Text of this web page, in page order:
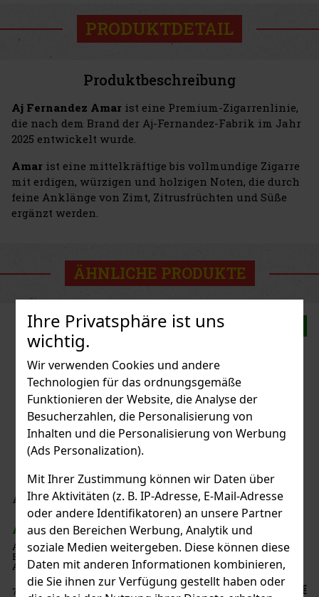
Ihre Privatsphäre ist uns
wichtig.
Wir verwenden Cookies und andere
Technologien für das ordnungsgemäße
Funktionieren der Website, die Analyse der
Besucherzahlen, die Personalisierung von
Inhalten und die Personalisierung von Werbung
(Ads Personalization).
Mit Ihrer Zustimmung können wir Daten über
Ihre Aktivitäten (z. B. IP-Adresse, E-Mail-Adresse
oder andere Identifikatoren) an unsere Partner
aus den Bereichen Werbung, Analytik und
soziale Medien weitergeben. Diese können diese
Daten mit anderen Informationen kombinieren,
die Sie ihnen zur Verfügung gestellt haben oder
PRODUKTDETAIL
Produktbeschreibung
Aj Fernandez Amar ist eine Premium-Zigarrenlinie,
die nach dem Brand der Aj-Fernandez-Fabrik im Jahr
2025 entwickelt wurde.
Amar ist eine mittelkräftige bis vollmundige Zigarre
mit erdigen, würzigen und holzigen Noten, die durch
feine Anklänge von Zimt, Zitrusfrüchten und Süße
ergänzt werden.
ÄHNLICHE PRODUKTE
Neu
Robusto 1/20
st)
ist eine Premium-Zigarrenlinie, die nach dem
Fabrik im Jahr 2025 entwickelt wurde.
bis vollmundige Zigarre mit erdigen,
Noten, die durch feine Anklänge von Z
8.50 €